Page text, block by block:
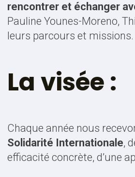
rencontrer et échanger
Pauline Younes-Moreno,
leurs parcours et missions.
La visée :
Chaque année nous
Solidarité Internationale,
efficacité concrète, d’une